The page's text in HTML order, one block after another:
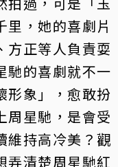
里，她的喜劇片
方正等人負責耍
馳的喜劇就不一
形象」，愈敢扮
周星馳，是會受
維持高冷美？觀
弄清楚周星馳紅